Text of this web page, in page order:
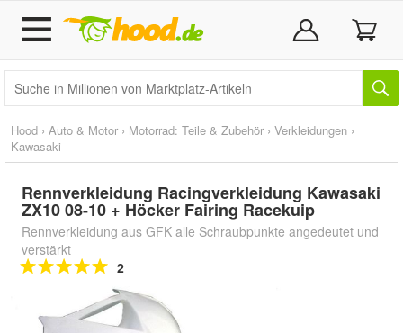
Hood › Auto & Motor › Motorrad: Teile & Zubehör › Verkleidungen ›
Kawasaki
Rennverkleidung Racingverkleidung Kawasaki
ZX10 08-10 + Höcker Fairing Racekuip
Rennverkleidung aus GFK alle Schraubpunkte angedeutet und
verstärkt
2